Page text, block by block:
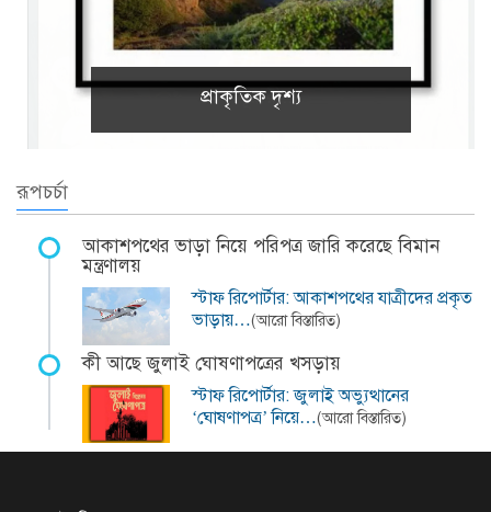
প্রাকৃতিক দৃশ্য
রূপচর্চা
আকাশপথের ভাড়া নিয়ে পরিপত্র জারি করেছে বিমান
মন্ত্রণালয়
স্টাফ রিপোর্টার: আকাশপথের যাত্রীদের প্রকৃত
ভাড়ায়…(আরো বিস্তারিত)
কী আছে জুলাই ঘোষণাপত্রের খসড়ায়
স্টাফ রিপোর্টার: জুলাই অভ্যুত্থানের
‘ঘোষণাপত্র’ নিয়ে…(আরো বিস্তারিত)